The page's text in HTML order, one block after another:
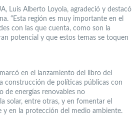
Luis Alberto Loyola, agradeció y destacó
“Esta región es muy importante en el
con las que cuenta, como son la
potencial y que estos temas se toquen
en el lanzamiento del libro del
construcción de políticas públicas con
de energías renovables no
solar, entre otras, y en fomentar el
y en la protección del medio ambiente.